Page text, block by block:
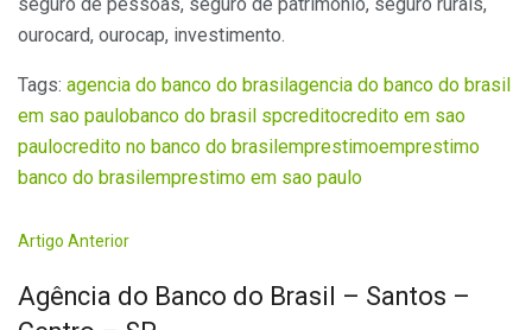
ourocard, ourocap, investimento.
Tags: agencia do banco do brasil agencia do banco do brasil
em sao paulobanco do brasil spcreditocredito em sao
paulocredito no banco do brasil emprestimoemprestimo
banco do brasil emprestimo em sao paulo
Artigo Anterior
Agência do Banco do Brasil – Santos –